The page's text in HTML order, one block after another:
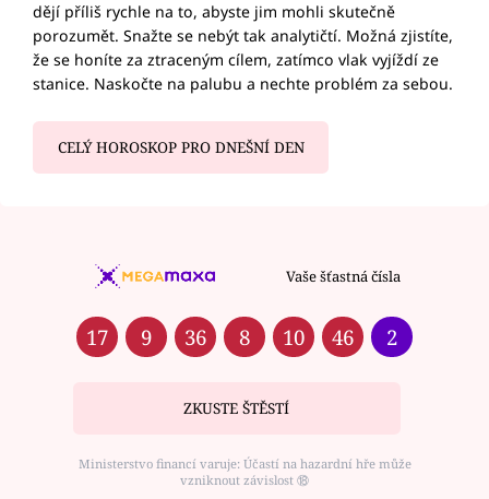
dějí příliš rychle na to, abyste jim mohli skutečně
porozumět. Snažte se nebýt tak analytičtí. Možná zjistíte,
že se honíte za ztraceným cílem, zatímco vlak vyjíždí ze
stanice. Naskočte na palubu a nechte problém za sebou.
CELÝ HOROSKOP PRO DNEŠNÍ DEN
Vaše šťastná čísla
17 9 36 8 10 46 2
ZKUSTE ŠTĚSTÍ
Ministerstvo financí varuje: Účastí na hazardní hře může
vzniknout závislost ⑱